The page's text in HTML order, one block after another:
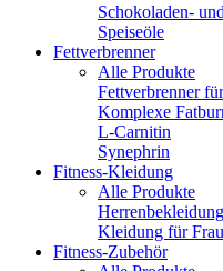
Schokoladen-
Speiseöle
Fettverbrenner
Alle Produkte
Fettverbrenner
Komplexe
L-Carnitin
Synephrin
Fitness-Kleidung
Alle Produkte
Herrenbekleidung
Kleidung für
Fitness-Zubehör